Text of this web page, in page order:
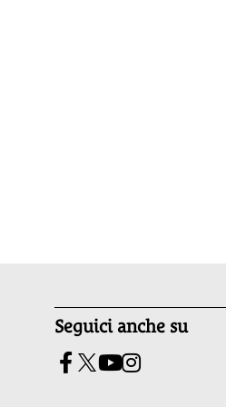
Seguici anche su